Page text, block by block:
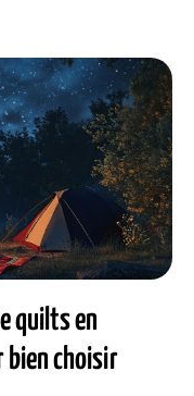
quilts en
bien choisir